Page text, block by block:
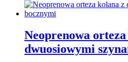
Neoprenowa
dwuosiowymi